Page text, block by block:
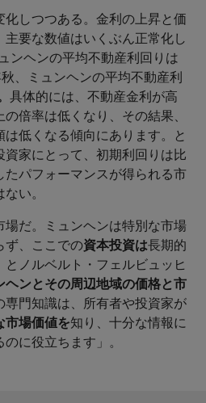
化しつつある。金利の上昇と価
要な数値はいくぶん正常化し
ンヘンの平均不動産利回りは
、ミュンヘンの平均不動産利
具体的には、不動産金利が高
倍率は低くなり、その結果、
は低くなる傾向にあります。と
家にとって、初期利回りは比
パフォーマンスが得られる市
い。
場だ。ミュンヘンは特別な市場
ず、ここでの資本投資は長期的
ノルベルト・フェルビュッヒ
ヘンとその周辺地域の価格と市
専門知識は、所有者や投資家が
市場価値を知り、十分な情報に
に役立ちます」。